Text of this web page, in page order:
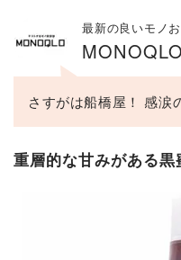
最新の良いモノ
さすがは船橋屋！ 感涙
重層的な甘みがある黒